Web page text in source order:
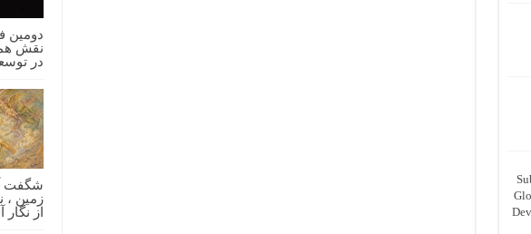
دومین
نقش
در
شگفت
زمین ،
از نگار